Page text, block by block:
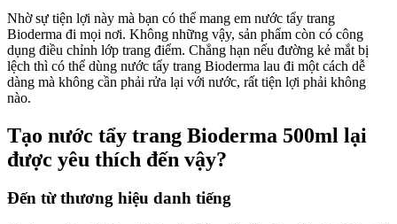
Nhờ sự tiện lợi này mà bạn có thể mang em nước tẩy trang
Bioderma đi mọi nơi. Không những vậy, sản phẩm còn có công
dụng điều chỉnh lớp trang điểm. Chẳng hạn nếu đường kẻ mắt bị
lệch thì có thể dùng nước tẩy trang Bioderma lau đi một cách dễ
dàng mà không cần phải rửa lại với nước, rất tiện lợi phải không
nào.
Tạo nước tẩy trang Bioderma 500ml lại
được yêu thích đến vậy?
Đến từ thương hiệu danh tiếng